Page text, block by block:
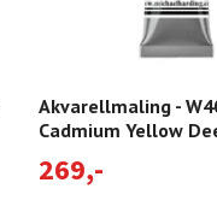
Akvarellmaling -
Cadmium Yellow
269,-